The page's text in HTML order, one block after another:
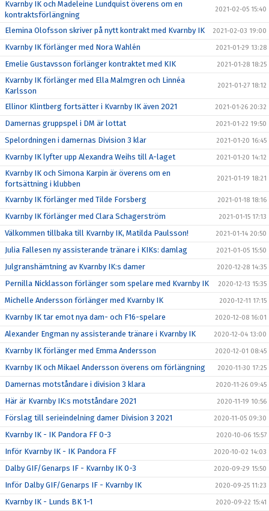
Kvarnby IK och Madeleine Lundquist överens om en
kontraktsförlängning
2021-02-05 15:40
Elemina Olofsson skriver på nytt kontrakt med Kvarnby IK 2021-02-03 19:00
Kvarnby IK förlänger med Nora Wahlén 2021-01-29 13:28
Emelie Gustavsson förlänger kontraktet med KIK 2021-01-28 18:25
Kvarnby IK förlänger med Ella Malmgren och Linnéa
Karlsson
2021-01-27 18:12
Ellinor Klintberg fortsätter i Kvarnby IK även 2021 2021-01-26 20:32
Damernas gruppspel i DM är lottat 2021-01-22 19:50
Spelordningen i damernas Division 3 klar 2021-01-20 16:45
Kvarnby IK lyfter upp Alexandra Weihs till A-laget 2021-01-20 14:12
Kvarnby IK och Simona Karpin är överens om en
fortsättning i klubben
2021-01-19 18:21
Kvarnby IK förlänger med Tilde Forsberg 2021-01-18 18:16
Kvarnby IK förlänger med Clara Schagerström 2021-01-15 17:13
Välkommen tillbaka till Kvarnby IK, Matilda Paulsson! 2021-01-14 20:50
Julia Fallesen ny assisterande tränare i KIKs: damlag 2021-01-05 15:50
Julgranshämtning av Kvarnby IK:s damer 2020-12-28 14:35
Pernilla Nicklasson förlänger som spelare med Kvarnby IK 2020-12-13 15:35
Michelle Andersson förlänger med Kvarnby IK 2020-12-11 17:15
Kvarnby IK tar emot nya dam- och F16-spelare 2020-12-08 16:01
Alexander Engman ny assisterande tränare i Kvarnby IK 2020-12-04 13:00
Kvarnby IK förlänger med Emma Andersson 2020-12-01 08:45
Kvarnby IK och Mikael Andersson överens om förlängning 2020-11-30 17:25
Damernas motståndare i division 3 klara 2020-11-26 09:45
Här är Kvarnby IK:s motståndare 2021 2020-11-19 10:56
Förslag till serieindelning damer Division 3 2021 2020-11-05 09:30
Kvarnby IK - IK Pandora FF 0-3 2020-10-06 15:57
Inför Kvarnby IK - IK Pandora FF 2020-10-02 14:03
Dalby GIF/Genarps IF - Kvarnby IK 0-3 2020-09-29 15:50
Inför Dalby GIF/Genarps IF - Kvarnby IK 2020-09-25 11:23
Kvarnby IK - Lunds BK 1-1 2020-09-22 15:41